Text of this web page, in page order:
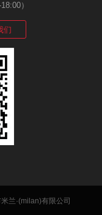
）
们
兰·(milan)有限公司